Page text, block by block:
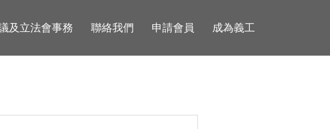
及立法會事務 聯絡我們 申請會員 成為義工